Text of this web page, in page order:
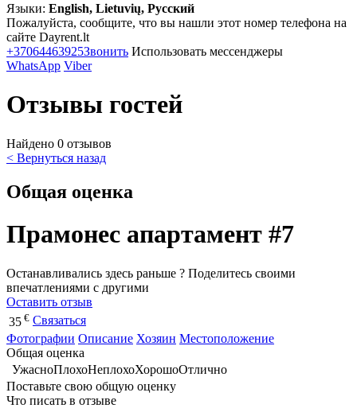
Языки: English, Lietuvių, Русский
Пожалуйста, сообщите, что вы нашли этот номер телефона на
сайте Dayrent.lt
+37064463925Звонить Использовать мессенджеры
WhatsApp Viber
Отзывы гостей
Найдено 0 отзывов
< Вернуться назад
Общая оценка
Прамонес апартамент #7
Останавливались здесь раньше ? Поделитесь своими
впечатлениями с другими
Оставить отзыв
35 € Связаться
Фотографии Описание Хозяин Местоположение
Общая оценка
УжасноПлохоНеплохоХорошоОтлично
Поставьте свою общую оценку
Что писать в отзыве